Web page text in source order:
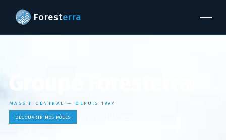
Foresterra
Groupe Foresterra
MASSIF CENTRAL — DEPUIS 1997
DÉCOUVRIR NOS PÔLES